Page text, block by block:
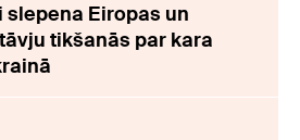
slepena Eiropas un
tikšanās par kara